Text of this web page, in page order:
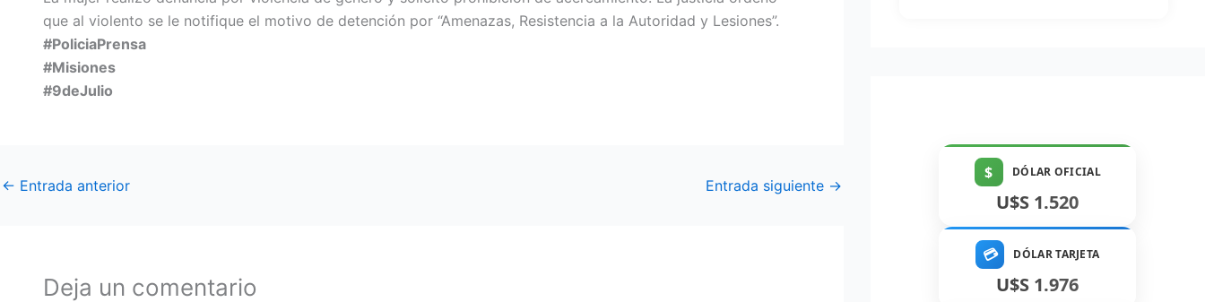
que al violento se le notifique el motivo de detención por “Amenazas, Resistencia a la Autoridad y Lesiones”.
#PoliciaPrensa
#Misiones
#9deJulio
← Entrada anterior Entrada siguiente →
Deja un comentario
$ DÓLAR OFICIAL
U$S 1.520
💳 DÓLAR TARJETA
U$S 1.976